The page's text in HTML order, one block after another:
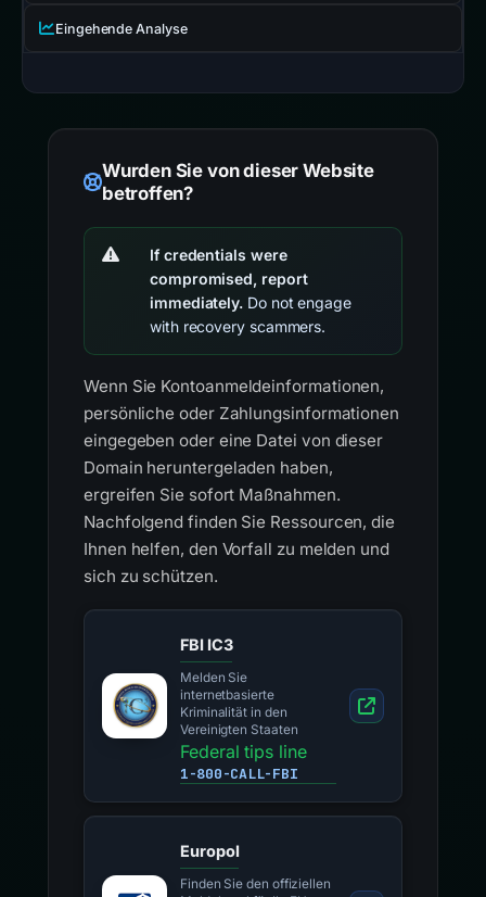
Eingehende Analyse
Wurden Sie von dieser Website
betroffen?
If credentials were
compromised, report
immediately. Do not engage
with recovery scammers.
Wenn Sie Kontoanmeldeinformationen,
persönliche oder Zahlungsinformationen
eingegeben oder eine Datei von dieser
Domain heruntergeladen haben,
ergreifen Sie sofort Maßnahmen.
Nachfolgend finden Sie Ressourcen, die
Ihnen helfen, den Vorfall zu melden und
sich zu schützen.
FBI IC3
Melden Sie
internetbasierte
Kriminalität in den
Vereinigten Staaten
Federal tips line
1-800-CALL-FBI
Europol
Finden Sie den offiziellen